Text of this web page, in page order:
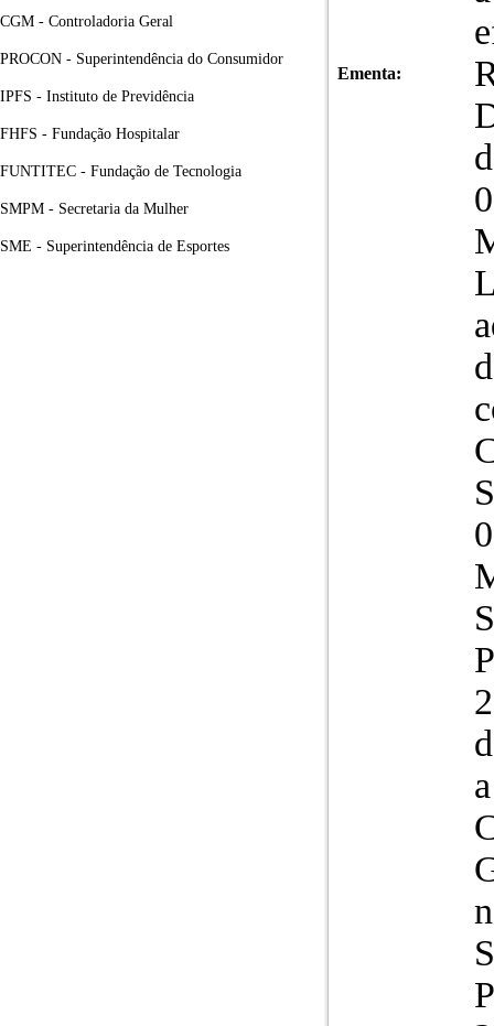
CGM - Controladoria Geral
PROCON - Superintendência do Consumidor
IPFS - Instituto de Previdência
FHFS - Fundação Hospitalar
FUNTITEC - Fundação de Tecnologia
SMPM - Secretaria da Mulher
SME - Superintendência de Esportes
Ementa: